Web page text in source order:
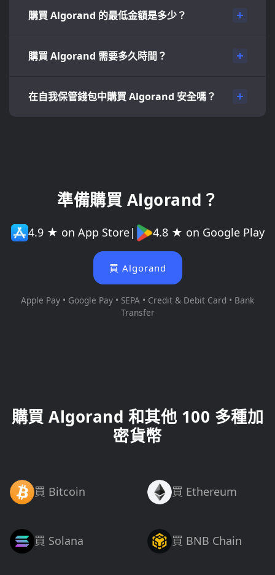
購買 Algorand 的最低金額是多少？
購買 Algorand 需要多久時間？
在自我保管錢包中購買 Algorand 安全嗎？
準備購買 Algorand？
4.9 ★ on App Store| 4.8 ★ on Google Play
買 Algorand
Apple Pay • Google Pay • SEPA • Credit & Debit Card • Bank
Transfer
購買 Algorand 和其他 100 多種加
密貨幣
買 Bitcoin 買 Ethereum
買 Solana 買 BNB Chain